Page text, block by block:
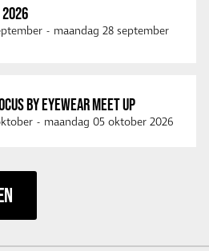
2026
- maandag 28 september
BY EYEWEAR MEET UP
- maandag 05 oktober 2026